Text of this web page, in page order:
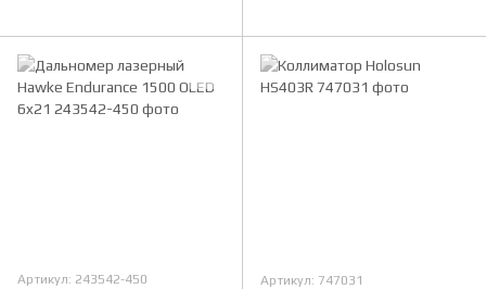
Артикул: 243542-450 Артикул: 747031